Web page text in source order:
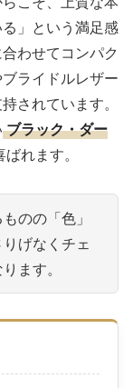
」という満足感
わせてコンパク
ライドルレザー
されています。
ブラック・ダー
れます。
のの「色」
げなくチェ
ます。